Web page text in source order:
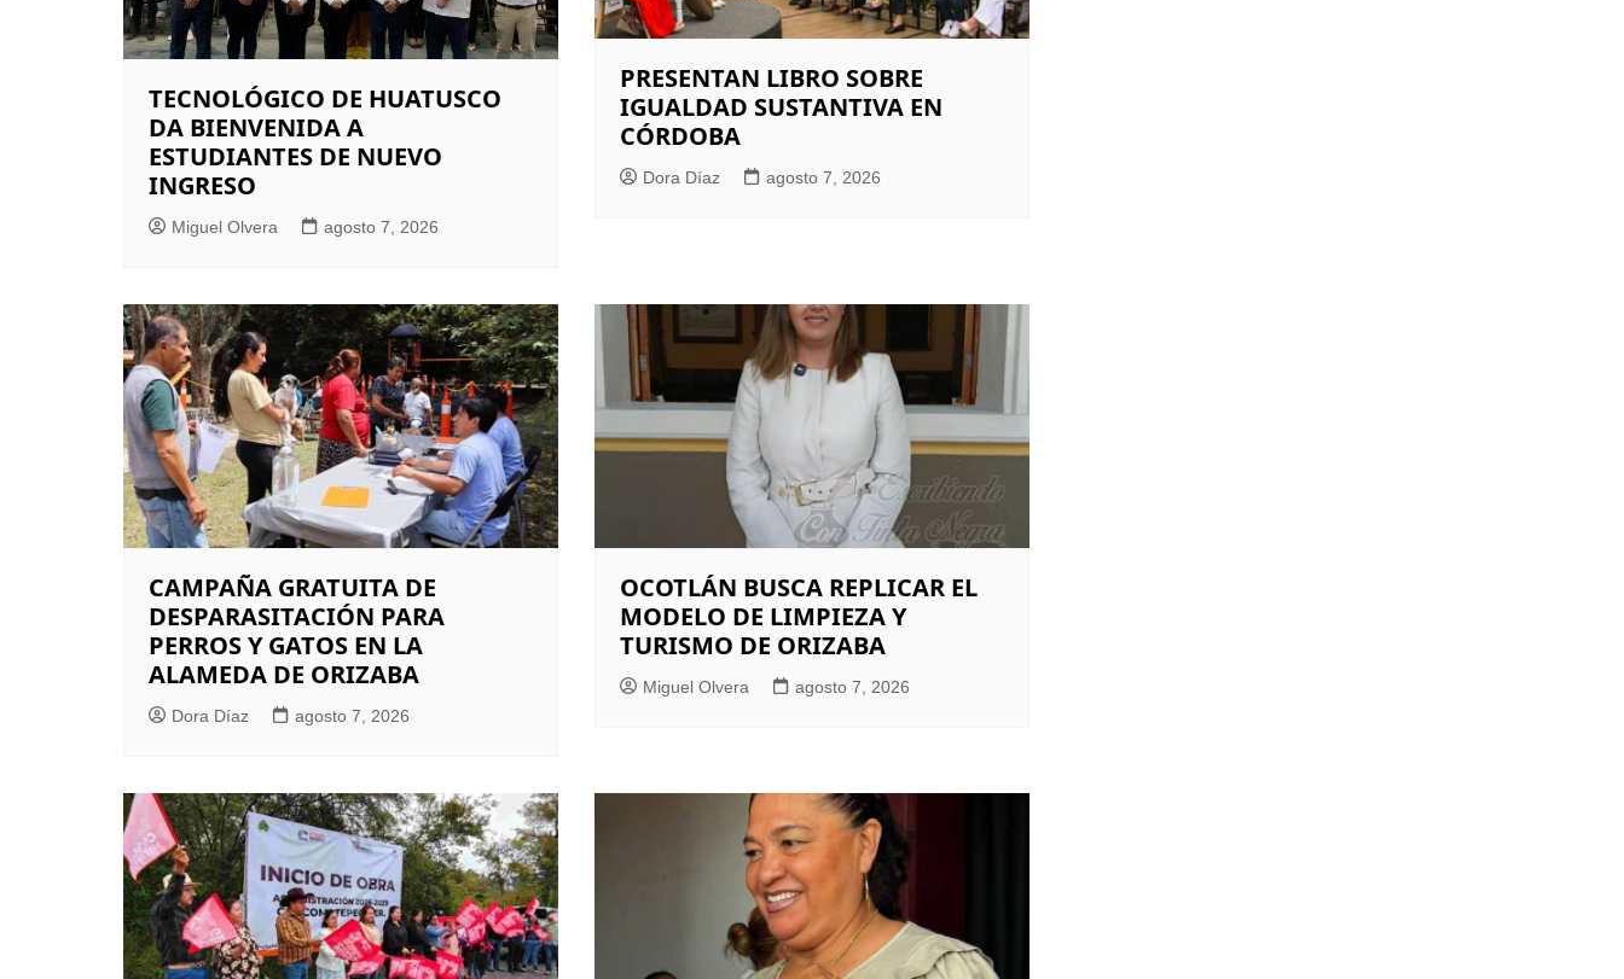
TECNOLÓGICO DE HUATUSCO
DA BIENVENIDA A
ESTUDIANTES DE NUEVO
INGRESO
Miguel Olvera agosto 7, 2026
PRESENTAN LIBRO SOBRE
IGUALDAD SUSTANTIVA EN
CÓRDOBA
Dora Díaz agosto 7, 2026
CAMPAÑA GRATUITA DE
DESPARASITACIÓN PARA
PERROS Y GATOS EN LA
ALAMEDA DE ORIZABA
Dora Díaz agosto 7, 2026
OCOTLÁN BUSCA REPLICAR EL
MODELO DE LIMPIEZA Y
TURISMO DE ORIZABA
Miguel Olvera agosto 7, 2026